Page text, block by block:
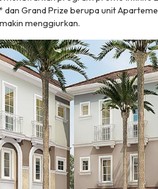
dan Grand Prize berupa unit
menggiurkan.